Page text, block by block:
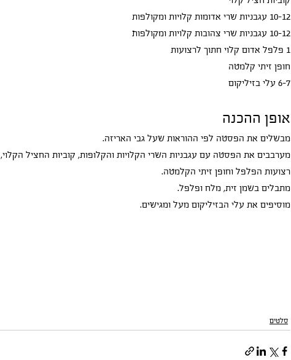
10-12 עגבניות שרי אדומות קלויות ומקולפות
10-12 עגבניות שרי צהובות קלויות ומקולפותֿ
1 פלפל אדום קלוי חתוך לרצועות
חופן זיתי קלמטה
6-7 עלי בזיליקום
אופן ההכנה
מבשלים את הפסטה לפי ההוראות שעל גבי האריזה.
מערבבים את הפסטה עם עגבניות השרי הקלויות והקלופות, קוביות החציל הקלוי,
רצועות הפלפלֿ וחופן זיתי הקלמטה.
מתבלים בשמן זית, מלח ופלפל.
מוסיפים את עלי הבזיליקום מעל ומגישים.
סלטים